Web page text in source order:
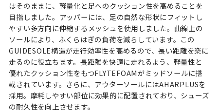
はそのままに、軽量化と足へのクッション性を高めることを
目指しました。アッパーには、足の自然な形状にフィットし
やすい多方向に伸縮するメッシュを使用しました。曲線上の
ソールにより、ふくらはぎの負荷を減らしています。この
GUIDESOLE構造が走行効率性を高めるので、長い距離を楽に
走るのに役立ちます。長距離を快適に走れるよう、軽量性と
優れたクッション性をもつFLYTEFOAMがミッドソールに搭
載されています。さらに、アウターソールにはAHARPLUSを
採用。摩耗しやすい部位に効果的に配置されており、シューズ
の耐久性を向上させます。